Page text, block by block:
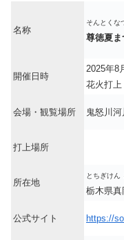
名称
そんとくな
尊徳夏
開催日時
2025年8
花火打
会場・観覧場所 鬼怒川
打上場所
所在地
とちぎけん
栃木県
公式サイト https://